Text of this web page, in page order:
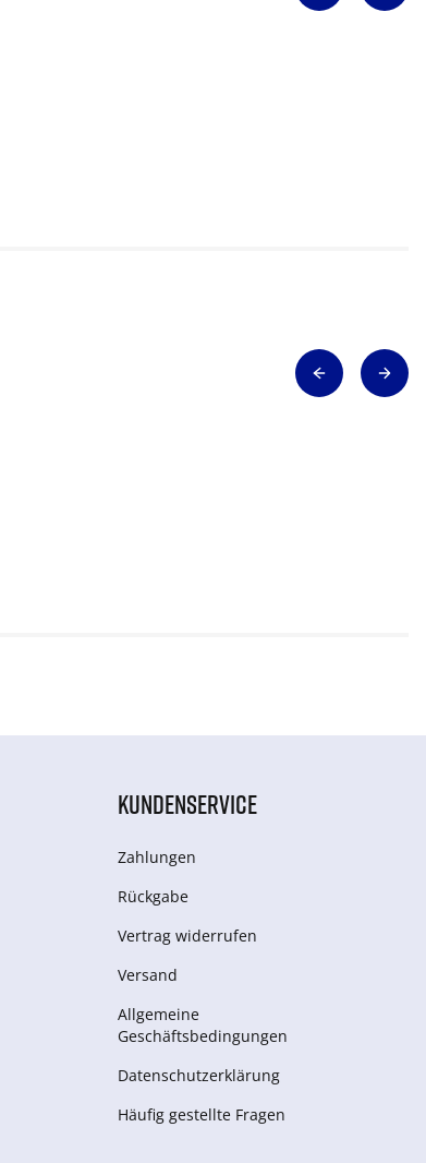
KUNDENSERVICE
Zahlungen
Rückgabe
Vertrag widerrufen
Versand
Allgemeine
Geschäftsbedingungen
Datenschutzerklärung
Häufig gestellte Fragen